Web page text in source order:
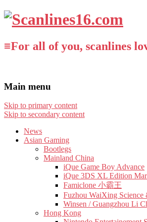
≡For all of you, scanlines
Main menu
Skip to primary content
Skip to secondary content
News
Asian Gaming
Bootlegs
Mainland China
iQue Game Boy Advance
iQue 3DS XL Edition
Famiclone 小霸王
Fuzhou WaiXing
Winsen / Guangzhou Li
Hong Kong